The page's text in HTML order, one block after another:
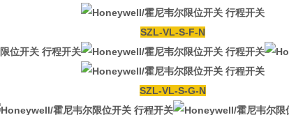
SZL-VL-S-F-N
SZL-VL-S-G-N